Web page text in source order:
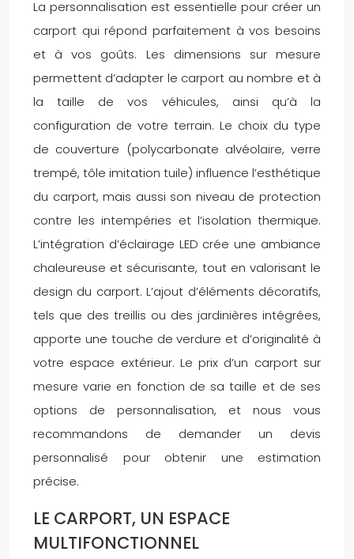
La personnalisation est essentielle pour créer un
carport qui répond parfaitement à vos besoins
et à vos goûts. Les dimensions sur mesure
permettent d’adapter le carport au nombre et à
la taille de vos véhicules, ainsi qu’à la
configuration de votre terrain. Le choix du type
de couverture (polycarbonate alvéolaire, verre
trempé, tôle imitation tuile) influence l’esthétique
du carport, mais aussi son niveau de protection
contre les intempéries et l’isolation thermique.
L’intégration d’éclairage LED crée une ambiance
chaleureuse et sécurisante, tout en valorisant le
design du carport. L’ajout d’éléments décoratifs,
tels que des treillis ou des jardinières intégrées,
apporte une touche de verdure et d’originalité à
votre espace extérieur. Le prix d’un carport sur
mesure varie en fonction de sa taille et de ses
options de personnalisation, et nous vous
recommandons de demander un devis
personnalisé pour obtenir une estimation
précise.
LE CARPORT, UN ESPACE
MULTIFONCTIONNEL